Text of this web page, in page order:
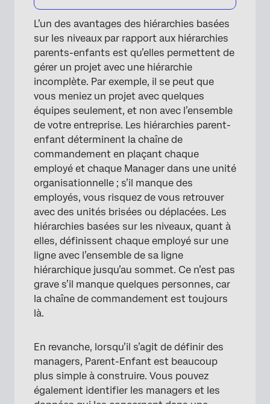
L’un des avantages des hiérarchies basées
sur les niveaux par rapport aux hiérarchies
parents-enfants est qu’elles permettent de
gérer un projet avec une hiérarchie
incomplète. Par exemple, il se peut que
vous meniez un projet avec quelques
équipes seulement, et non avec l’ensemble
de votre entreprise. Les hiérarchies parent-
enfant déterminent la chaîne de
commandement en plaçant chaque
employé et chaque Manager dans une unité
organisationnelle ; s’il manque des
employés, vous risquez de vous retrouver
avec des unités brisées ou déplacées. Les
hiérarchies basées sur les niveaux, quant à
elles, définissent chaque employé sur une
ligne avec l’ensemble de sa ligne
hiérarchique jusqu’au sommet. Ce n’est pas
grave s’il manque quelques personnes, car
la chaîne de commandement est toujours
là.
En revanche, lorsqu’il s’agit de définir des
managers, Parent-Enfant est beaucoup
plus simple à construire. Vous pouvez
également identifier les managers et les